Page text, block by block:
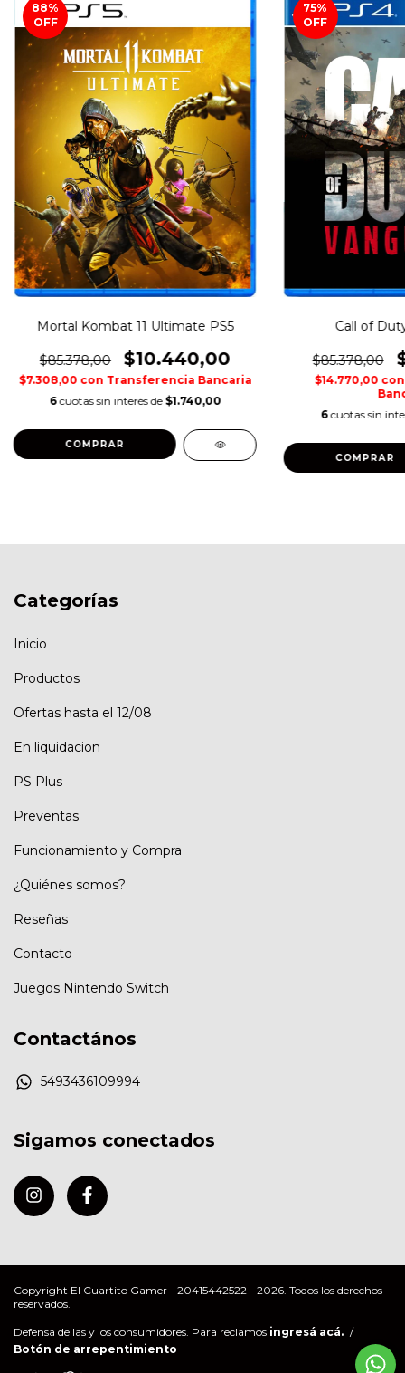
88%
OFF
Mortal Kombat 11 Ultimate PS5
$85.378,00 $10.440,00
$7.308,00 con Transferencia Bancaria
6 cuotas sin interés de $1.740,00
COMPRAR
75%
OFF
Call of
$85.378,00
$14.770,00 con
6 cuotas sin
COMPRAR
Categorías
Inicio
Productos
Ofertas hasta el 12/08
En liquidacion
PS Plus
Preventas
Funcionamiento y Compra
¿Quiénes somos?
Reseñas
Contacto
Juegos Nintendo Switch
Contactános
5493436109994
Sigamos conectados
Copyright El Cuartito Gamer - 20415442522 - 2026. Todos los derechos
reservados.
Defensa de las y los consumidores. Para reclamos ingresá acá. /
Botón de arrepentimiento